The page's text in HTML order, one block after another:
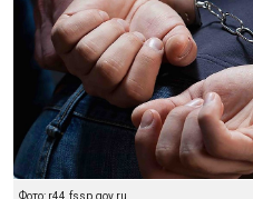
Фото: r44.fssp.gov.ru